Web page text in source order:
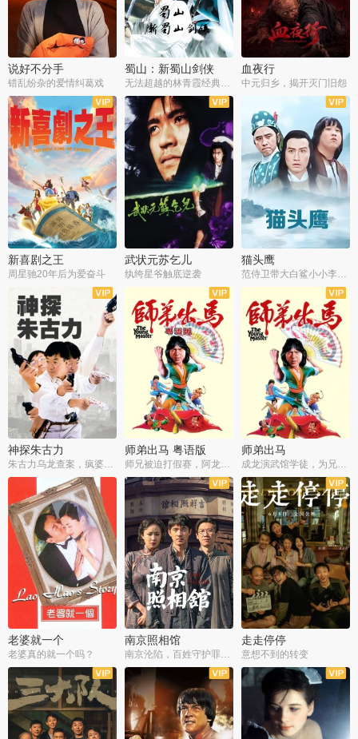
说好不分手
错乱纷杂的爱情纠葛戏
蜀山：新蜀山剑侠
无法超越的林青霞经典角色
血夜行
中元归乡，揭开灭门旧怨
新喜剧之王
周星驰20年后为爱奋斗
武状元苏乞儿
纨绔星爷触底逆袭
猫头鹰
神探朱古力
朱古力乌龙查案，疯婆子神助攻
师弟出马 粤语版
师兄被迫打假赛，阿龙追查斗黑帮
师弟出马
成龙演武馆学徒，为兄搏命战黑道
老婆就一个
老婆真的就一个吗？
南京照相馆
南京沦陷，百姓守护罪证底片
走走停停
意想不到的转变